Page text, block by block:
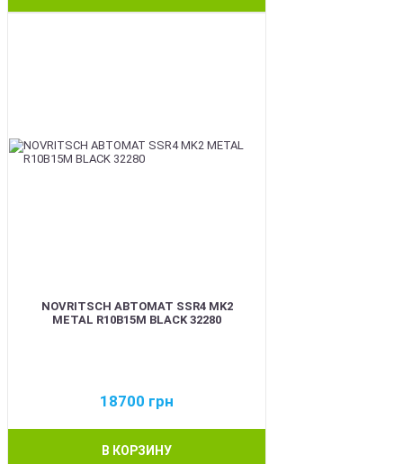
NOVRITSCH АВТОМАТ SSR4 MK2
METAL R10B15M BLACK 32280
18700 грн
В КОРЗИНУ